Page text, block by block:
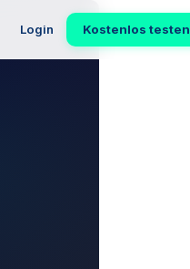
Login Kostenlos testen